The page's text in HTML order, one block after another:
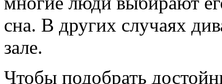
сна. В других случаях
зале.
Чтобы подобрать